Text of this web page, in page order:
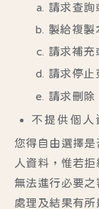
請求查詢
製給複製
請求補充
請求停止
請求刪除
不提供個人
您得自由選擇
人資料，惟若
無法進行必要
處理及結果有所